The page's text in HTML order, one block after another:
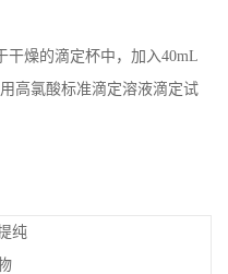
干燥的滴定杯中，加入40mL
高氯酸标准滴定溶液滴定试
纯